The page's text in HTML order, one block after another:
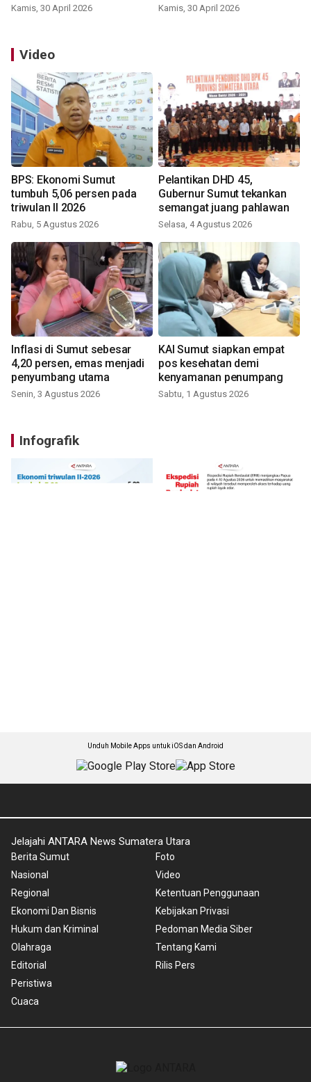
Kamis, 30 April 2026 Kamis, 30 April 2026
Video
BPS: Ekonomi Sumut
tumbuh 5,06 persen pada
triwulan II 2026
Rabu, 5 Agustus 2026
Pelantikan DHD 45,
Gubernur Sumut tekankan
semangat juang pahlawan
Selasa, 4 Agustus 2026
Inflasi di Sumut sebesar
4,20 persen, emas menjadi
penyumbang utama
Senin, 3 Agustus 2026
KAI Sumut siapkan empat
pos kesehatan demi
kenyamanan penumpang
Sabtu, 1 Agustus 2026
Infografik
Unduh Mobile Apps untuk iOS dan Android
Jelajahi ANTARA News Sumatera Utara
Berita Sumut
Nasional
Regional
Ekonomi Dan Bisnis
Hukum dan Kriminal
Olahraga
Editorial
Peristiwa
Cuaca
Foto
Video
Ketentuan Penggunaan
Kebijakan Privasi
Pedoman Media Siber
Tentang Kami
Rilis Pers